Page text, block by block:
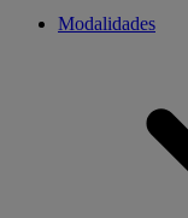
Modalidades